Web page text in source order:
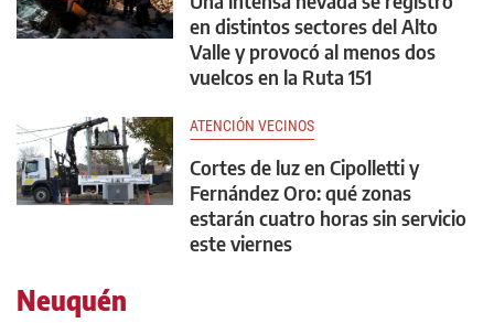
en distintos sectores del Alto
Valle y provocó al menos dos
vuelcos en la Ruta 151
ATENCIÓN VECINOS
Cortes de luz en Cipolletti y
Fernández Oro: qué zonas
estarán cuatro horas sin servicio
este viernes
Neuquén